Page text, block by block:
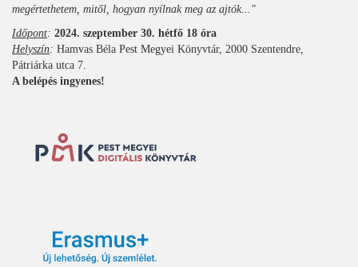
megértethetem, mitől, hogyan nyílnak meg az ajtók..."
Időpont: 2024. szeptember 30. hétfő 18 óra
Helyszín: Hamvas Béla Pest Megyei Könyvtár, 2000 Szentendre,
Pátriárka utca 7.
A belépés ingyenes!